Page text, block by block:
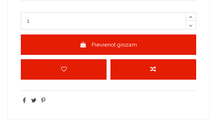
Pievienot grozam